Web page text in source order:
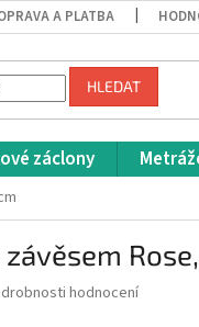
A PLATBA
HLEDAT
záclony
hodnocení